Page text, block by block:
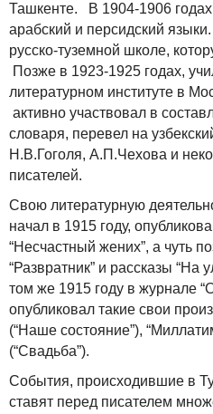
Ташкенте. В 1904-1906 годах
арабский и персидский
русско-туземной школе,
Позже в 1923-1925 годах,
литературном институте в
активно участвовал в
словаря, перевел на
Н.В.Гоголя, А.П.Чехова и
писателей.
Свою литературную
начал в 1915 году,
“Несчастный жених”, а чуть
“Развратник” и рассказы “На
том же 1915 году в журнале
опубликовал такие свои
(“Наше состояние”),
(“Свадьба”).
События, происходившие в
ставят перед писателем